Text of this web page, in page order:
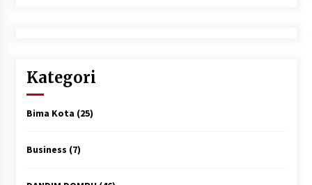
Kategori
Bima Kota (25)
Business (7)